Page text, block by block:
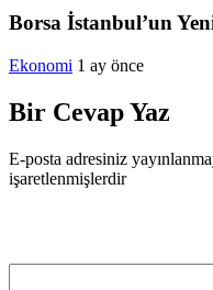
Borsa İstanbul’un
Ekonomi 1 ay önce
Bir Cevap Yaz
E-posta adresiniz
işaretlenmişlerdir